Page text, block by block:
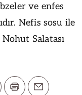
ve enfes
Nefis sosu ile
Salatası